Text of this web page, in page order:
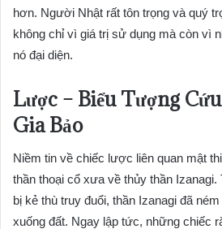
hơn. Người Nhật rất tôn trọng và quý
không chỉ vì giá trị sử dụng mà còn vì
nó đại diện.
Lược – Biểu Tượng
Gia Bảo
Niềm tin về chiếc lược liên quan mật
thần thoại cổ xưa về thủy thần Izanagi.
bị kẻ thù truy đuổi, thần Izanagi đã
xuống đất. Ngay lập tức, những chiếc